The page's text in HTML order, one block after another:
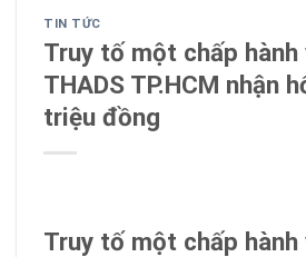
TIN TỨC
Truy tố một chấp hành
THADS TP.HCM nhận
triệu đồng
Truy tố một chấp hành